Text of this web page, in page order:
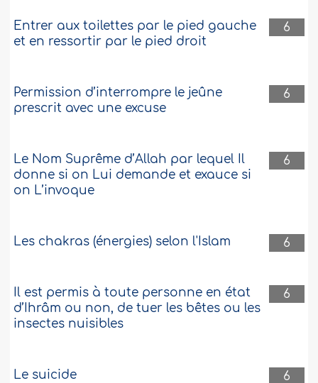
6
Entrer aux toilettes par le pied gauche
et en ressortir par le pied droit
6
Permission d’interrompre le jeûne
prescrit avec une excuse
6
Le Nom Suprême d’Allah par lequel Il
donne si on Lui demande et exauce si
on L’invoque
6
Les chakras (énergies) selon l'Islam
6
Il est permis à toute personne en état
d’Ihrâm ou non, de tuer les bêtes ou les
insectes nuisibles
6
Le suicide